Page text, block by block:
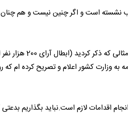
نشسته است و اگر چنین نیست و هم
روحانی پاسخ داد: من از شعارها و
وزارت کشور اعلام و تصریح کرده ام که
اقدامات لازم است.نباید بگذاریم